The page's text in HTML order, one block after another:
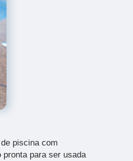
piscina com
pronta para ser usada